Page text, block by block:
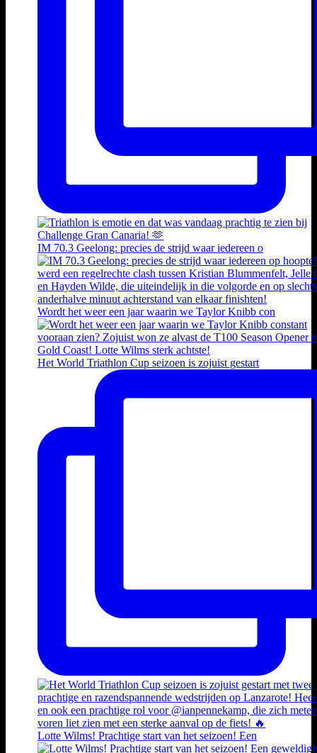
IM 70.3 Geelong: precies de strijd waar iedereen o
Wordt het weer een jaar waarin we Taylor Knibb con
Het World Triathlon Cup seizoen is zojuist gestart
Lotte Wilms! Prachtige start van het seizoen! Een